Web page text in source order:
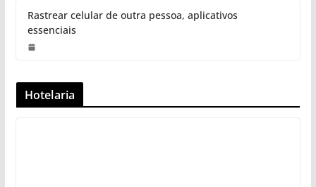
Rastrear celular de outra pessoa, aplicativos
essenciais
Hotelaria